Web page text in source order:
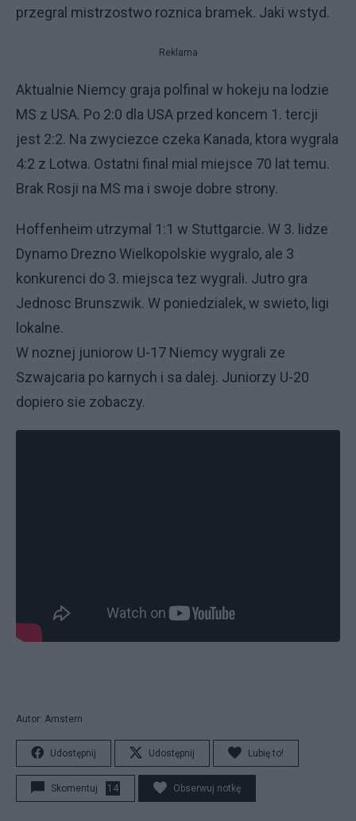
przegral mistrzostwo roznica bramek. Jaki wstyd.
Reklama
Aktualnie Niemcy graja polfinal w hokeju na lodzie
MS z USA. Po 2:0 dla USA przed koncem 1. tercji
jest 2:2. Na zwyciezce czeka Kanada, ktora wygrala
4:2 z Lotwa. Ostatni final mial miejsce 70 lat temu.
Brak Rosji na MS ma i swoje dobre strony.
Hoffenheim utrzymal 1:1 w Stuttgarcie. W 3. lidze
Dynamo Drezno Wielkopolskie wygralo, ale 3
konkurenci do 3. miejsca tez wygrali. Jutro gra
Jednosc Brunszwik. W poniedzialek, w swieto, ligi
lokalne.
W noznej juniorow U-17 Niemcy wygrali ze
Szwajcaria po karnych i sa dalej. Juniorzy U-20
dopiero sie zobaczy.
Autor: Amstern
Udostępnij Udostępnij Lubię to!
Skomentuj 14 Obserwuj notkę